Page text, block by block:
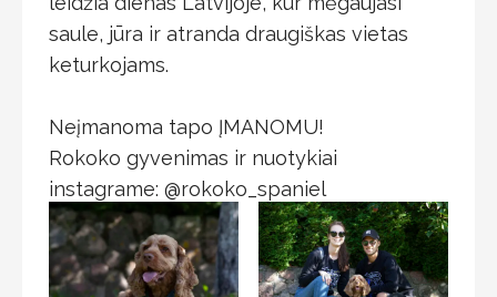
saule, jūra ir atranda draugiškas vietas
keturkojams.
Neįmanoma tapo ĮMANOMU!
Rokoko gyvenimas ir nuotykiai
instagrame: @rokoko_spaniel